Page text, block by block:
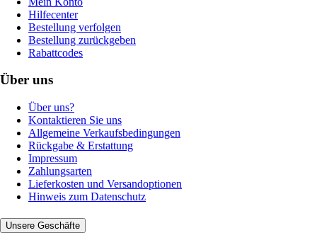
Hilfecenter
Bestellung verfolgen
Bestellung zurückgeben
Rabattcodes
Über uns
Über uns?
Kontaktieren Sie uns
Allgemeine Verkaufsbedingungen
Rückgabe & Erstattung
Impressum
Zahlungsarten
Lieferkosten und Versandoptionen
Hinweis zum Datenschutz
Unsere Geschäfte